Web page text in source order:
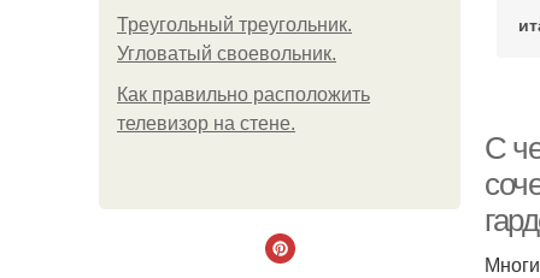
Треугольный треугольник.
Угловатый своевольник.
Как правильно расположить
телевизор на стене.
С